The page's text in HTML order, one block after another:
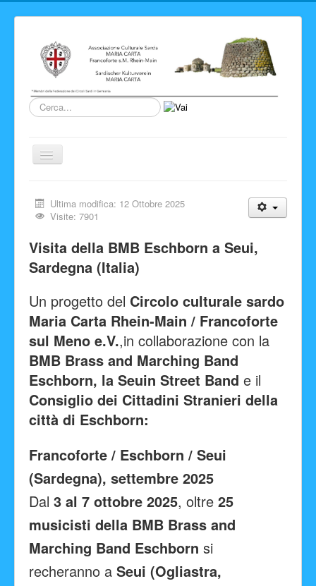
Cerca...
Cambia
Novita' ed Eventi
Storia del Circolo
Info e link
Facebook
Ultima modifica: 12 Ottobre 2025
Visite: 7901
Visita della BMB Eschborn a Seui,
Sardegna (Italia)
Un progetto del Circolo culturale sardo
Maria Carta Rhein-Main / Francoforte
sul Meno e.V.,in collaborazione con la
BMB Brass and Marching Band
Eschborn, la Seuin Street Band e il
Consiglio dei Cittadini Stranieri della
città di Eschborn:
Francoforte / Eschborn / Seui
(Sardegna), settembre 2025
Dal 3 al 7 ottobre 2025, oltre 25
musicisti della BMB Brass and
Marching Band Eschborn si
recheranno a Seui (Ogliastra,